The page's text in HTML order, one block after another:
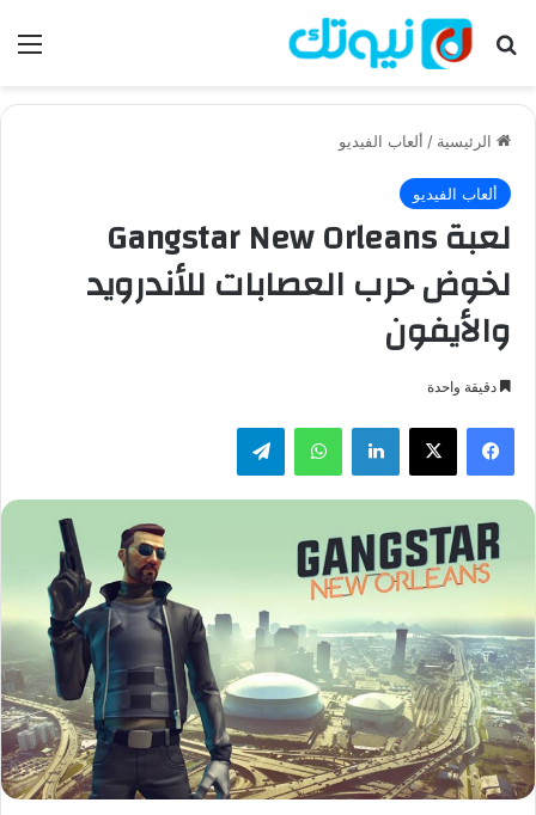
بحث عن
الرئيسية / ألعاب الفيديو
ألعاب الفيديو
لعبة Gangstar New Orleans
لخوض حرب العصابات للأندرويد
والأيفون
دقيقة واحدة
فيسبوك لينكدإن واتساب